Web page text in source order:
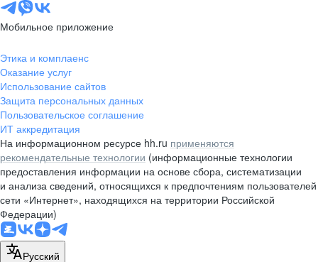
Мобильное приложение
Этика и комплаенс
Оказание услуг
Использование сайтов
Защита персональных данных
Пользовательское соглашение
ИТ аккредитация
На информационном ресурсе hh.ru применяются
рекомендательные технологии (информационные технологии
предоставления информации на основе сбора, систематизации
и анализа сведений, относящихся к предпочтениям пользователей
сети «Интернет», находящихся на территории Российской
Федерации)
Русский